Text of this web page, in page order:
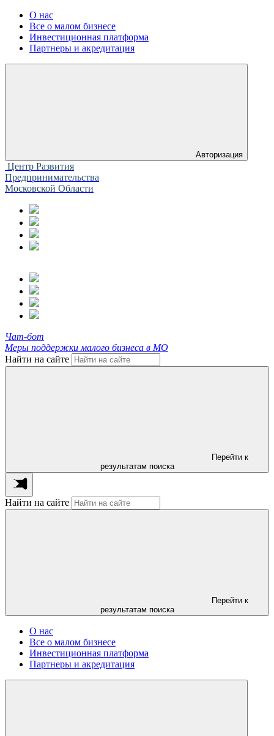
О нас
Все о малом бизнесе
Инвестиционная платформа
Партнеры и акредитация
Авторизация
Центр Развития
Предпринимательства
Московской Области
Чат-бот
Меры поддержки малого бизнеса в МО
Найти на сайте
Перейти к
результатам поиска
Найти на сайте
Перейти к
результатам поиска
О нас
Все о малом бизнесе
Инвестиционная платформа
Партнеры и акредитация